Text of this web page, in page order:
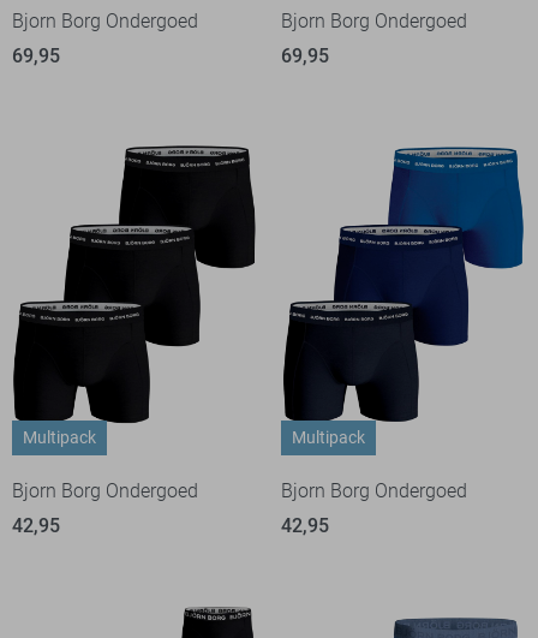
Bjorn Borg Ondergoed
69,95
Bjorn Borg Ondergoed
69,95
Multipack
Bjorn Borg Ondergoed
42,95
Multipack
Bjorn Borg Ondergoed
42,95